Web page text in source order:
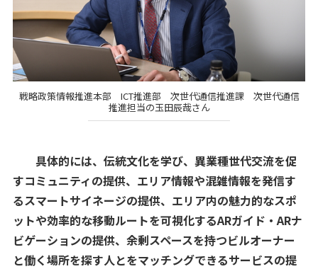
戦略政策情報推進本部 ICT推進部 次世代通信推進課 次世代通信
推進担当の玉田辰哉さん
具体的には、伝統文化を学び、異業種世代交流を促
すコミュニティの提供、エリア情報や混雑情報を発信す
るスマートサイネージの提供、エリア内の魅力的なスポ
ットや効率的な移動ルートを可視化するARガイド・ARナ
ビゲーションの提供、余剰スペースを持つビルオーナー
と働く場所を探す人とをマッチングできるサービスの提